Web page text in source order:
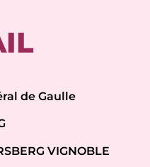
de Gaulle
VIGNOBLE